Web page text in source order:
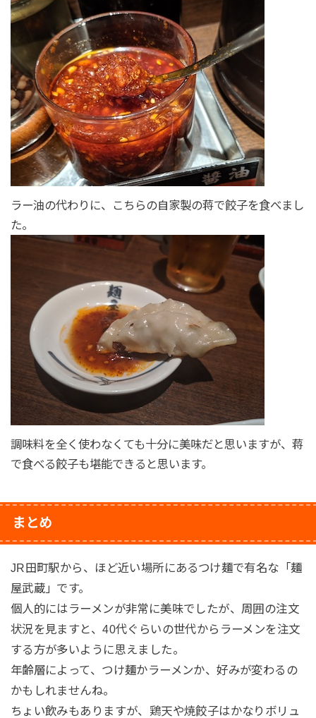
ラー油の代わりに、こちらの自家製の蒋で餃子を食べまし
た。
調味料を全く使わなくても十分に美味だと思いますが、蒋
で食べる餃子も堪能できると思います。
まとめ
JR田町駅から、ほど近い場所にあるつけ麺で有名な「麺
屋武蔵」です。
個人的にはラーメンが非常に美味でしたが、周囲の注文
状況を見ますと、40代ぐらいの世代からラーメンを注文
する方が多いように思えました。
年齢層によって、つけ麺かラーメンか、好みが変わるの
かもしれませんね。
ちょい飲みもありますが、鶏天や焼餃子はかなりボリュ